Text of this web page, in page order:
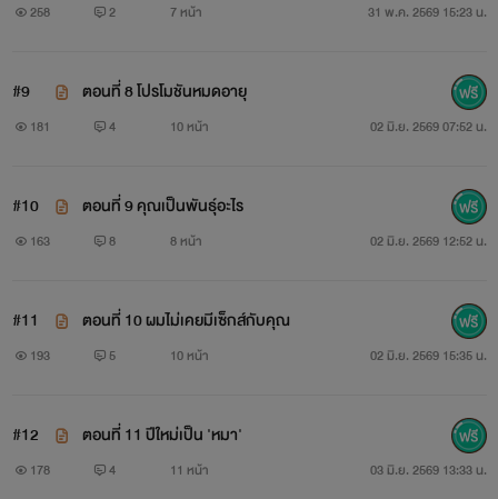
258 2 7 หน้า 31 พ.ค. 2569 15:23 น.
#9 ตอนที่ 8 โปรโมชันหมดอายุ
181 4 10 หน้า 02 มิ.ย. 2569 07:52 น.
#10 ตอนที่ 9 คุณเป็นพันธุ์อะไร
163 8 8 หน้า 02 มิ.ย. 2569 12:52 น.
#11 ตอนที่ 10 ผมไม่เคยมีเซ็กส์กับคุณ
193 5 10 หน้า 02 มิ.ย. 2569 15:35 น.
#12 ตอนที่ 11 ปีใหม่เป็น 'หมา'
178 4 11 หน้า 03 มิ.ย. 2569 13:33 น.